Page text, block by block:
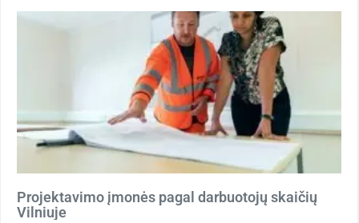
Projektavimo įmonės pagal darbuotojų skaičių
Vilniuje